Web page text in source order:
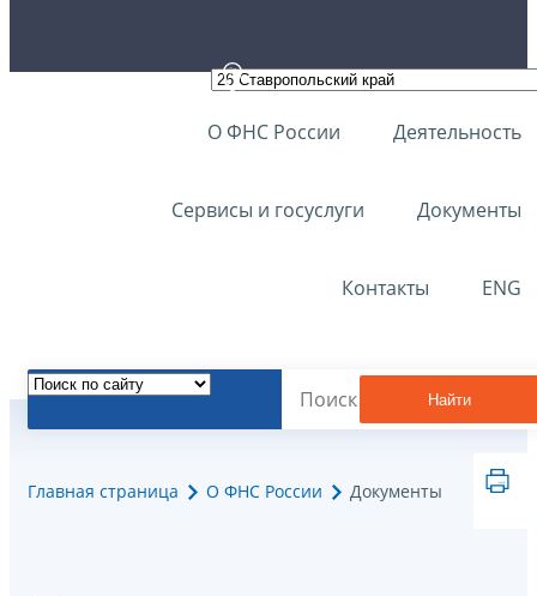
О ФНС России Деятельность
Сервисы и госуслуги Документы
Контакты ENG
Найти
Главная страница О ФНС России Документы